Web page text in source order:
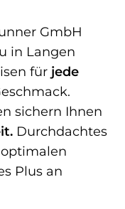
GmbH
in Langen
für jede
sichern Ihnen
Durchdachtes
Plus an